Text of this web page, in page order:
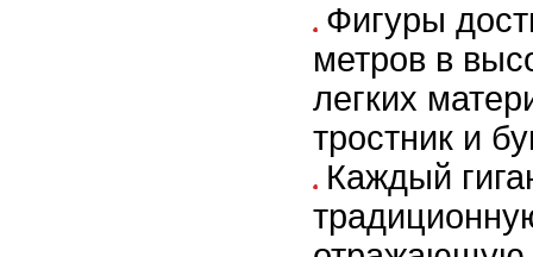
Фигуры
метров в
легких
тростник и
Каждый